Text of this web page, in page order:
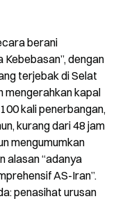
berani
Kebebasan”, dengan
terjebak di Selat
mengerahkan kapal
kali penerbangan,
kurang dari 48 jam
mengumumkan
alasan “adanya
AS-Iran”.
penasihat urusan